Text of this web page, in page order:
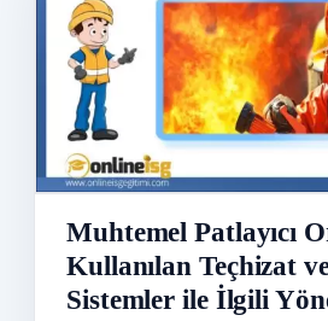
Muhtemel Patlayıcı
Kullanılan Teçhizat
Sistemler ile İlgili